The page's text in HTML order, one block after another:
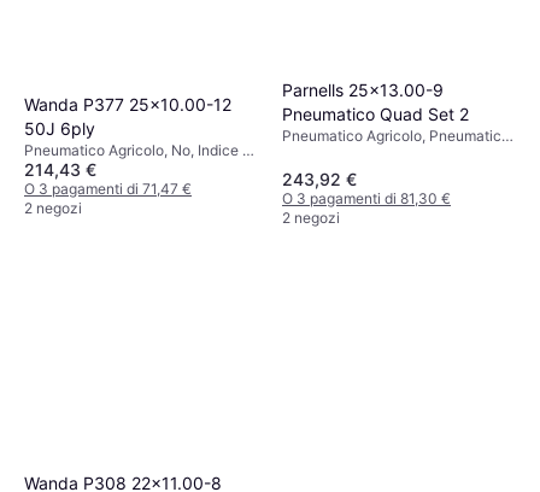
Wanda P377 25x10.00-12
50J 6ply
Pneumatico Agricolo, No, Indice di
Velocità J (100 km/h)
214,43 €
O 3 pagamenti di 71,47 €
2 negozi
Parnells 25x13.00-9
Pneumatico Quad Set 2
Pneumatico Agricolo, Pneumatici
243,92 €
O 3 pagamenti di 81,30 €
2 negozi
Wanda P308 22x11.00-8